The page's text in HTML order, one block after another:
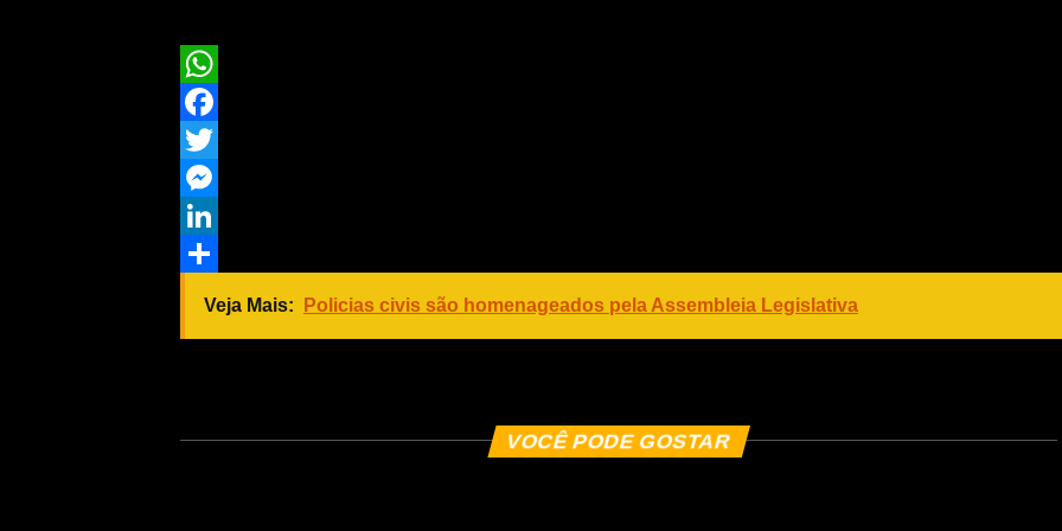
WhatsApp
Facebook
Twitter
Messenger
LinkedIn
Veja Mais: Policias civis são homenageados pela Assembleia Legislativa
VOCÊ PODE GOSTAR